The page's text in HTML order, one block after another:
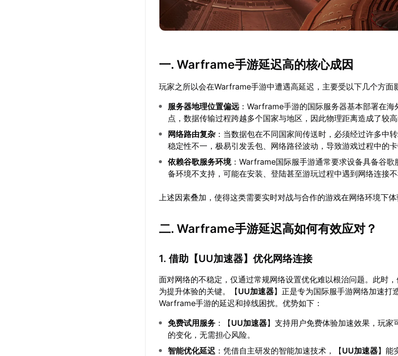
一. Warframe手游延迟高的核心成因
玩家之所以会在Warframe手游中遭遇高延迟，主要受以下几个方面
服务器地理位置偏远 ：Warframe手游的国际服务器基本部署在
点，数据传输过程跨越多个国家与地区，因此物理距离造成了较高
网络路由复杂 ：当数据包在不同国家间传送时，必须经过许多中
稳定性不一，极易引发丢包、网络路径波动，导致游戏过程中的卡
依赖谷歌服务环境：Warframe国际服手游通常要求设备具备谷歌
备环境不支持，可能在安装、登陆甚至游玩过程中遇到网络连接不
上述因素叠加，使得这类需要实时对战与合作的游戏在网络环境下体
二. Warframe手游延迟高如何有效应对？
1. 借助【UU加速器】优化网络连接
面对网络的不稳定，仅通过常规网络设置优化难以根治问题。此时
为提升体验的关键。【UU加速器】正是专为国际服手游网络加速打
Warframe手游的延迟和掉线困扰。优势如下：
免费试用服务 ：【UU加速器】支持用户免费体验加速效果，玩家
的变化，无需担心风险。
智能优化延迟 ：凭借自主研发的智能加速技术，【UU加速器】能